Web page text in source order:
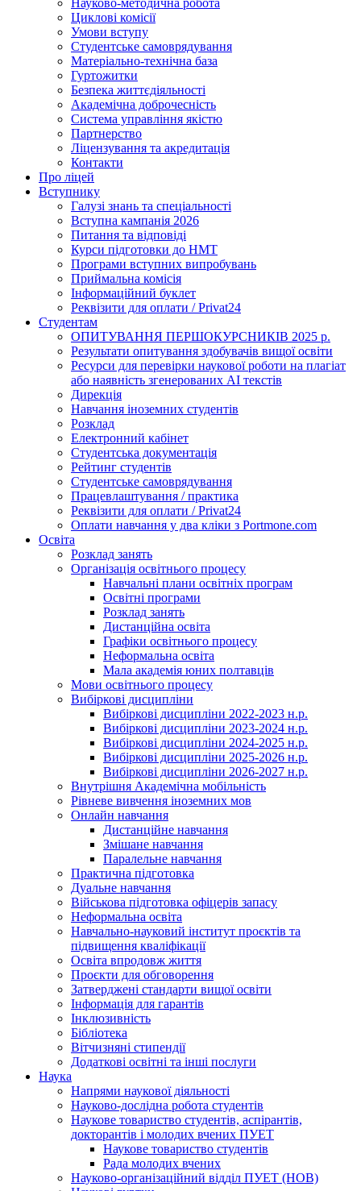
Науково-методична робота
Циклові комісії
Умови вступу
Студентське самоврядування
Матеріально-технічна база
Гуртожитки
Безпека життєдіяльності
Академічна доброчесність
Система управління якістю
Партнерство
Ліцензування та акредитація
Контакти
Про ліцей
Вступнику
Галузі знань та спеціальності
Вступна кампанія 2026
Питання та відповіді
Курси підготовки до НМТ
Програми вступних випробувань
Приймальна комісія
Інформаційний буклет
Реквізити для оплати / Privat24
Студентам
ОПИТУВАННЯ ПЕРШОКУРСНИКІВ 2025 р.
Результати опитування здобувачів вищої освіти
Ресурси для перевірки наукової роботи на плагіат
або наявність згенерованих АІ текстів
Дирекція
Навчання іноземних студентів
Розклад
Електронний кабінет
Студентська документація
Рейтинг студентів
Студентське самоврядування
Працевлаштування / практика
Реквізити для оплати / Privat24
Оплати навчання у два кліки з Portmone.com
Освіта
Розклад занять
Організація освітнього процесу
Навчальні плани освітніх програм
Освітні програми
Розклад занять
Дистанційна освіта
Графіки освітнього процесу
Неформальна освіта
Мала академія юних полтавців
Мови освітнього процесу
Вибіркові дисципліни
Вибіркові дисципліни 2022-2023 н.р.
Вибіркові дисципліни 2023-2024 н.р.
Вибіркові дисципліни 2024-2025 н.р.
Вибіркові дисципліни 2025-2026 н.р.
Вибіркові дисципліни 2026-2027 н.р.
Внутрішня Академічна мобільність
Рівневе вивчення іноземних мов
Онлайн навчання
Дистанційне навчання
Змішане навчання
Паралельне навчання
Практична підготовка
Дуальне навчання
Військова підготовка офіцерів запасу
Неформальна освіта
Навчально-науковий інститут проєктів та
підвищення кваліфікації
Освіта впродовж життя
Проєкти для обговорення
Затверджені стандарти вищої освіти
Інформація для гарантів
Інклюзивність
Бібліотека
Вітчизняні стипендії
Додаткові освітні та інші послуги
Наука
Напрями наукової діяльності
Науково-дослідна робота студентів
Наукове товариство студентів, аспірантів,
докторантів і молодих вчених ПУЕТ
Наукове товариство студентів
Рада молодих вчених
Науково-організаційний відділ ПУЕТ (НОВ)